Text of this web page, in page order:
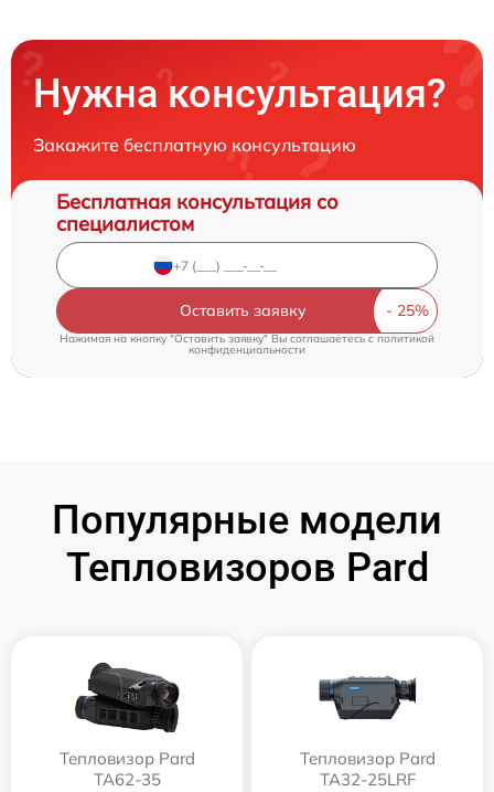
Нужна консультация?
Закажите бесплатную консультацию
Бесплатная консультация со
специалистом
Оставить заявку
Нажимая на кнопку "Оставить заявку" Вы соглашаетесь c политикой
конфиденциальности
Популярные модели
Тепловизоров Pard
Тепловизор Pard
TA62-35
Тепловизор Pard
TA32-25LRF